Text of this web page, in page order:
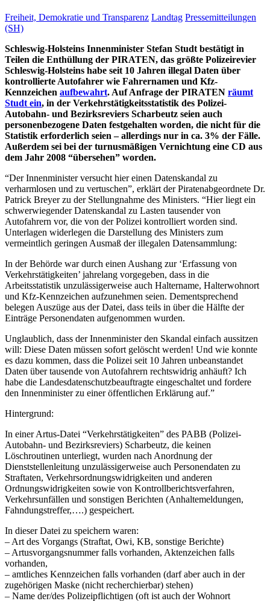
Freiheit, Demokratie und Transparenz Landtag Pressemitteilungen
(SH)
Schleswig-Holsteins Innenminister Stefan Studt bestätigt in
Teilen die Enthüllung der PIRATEN, das größte Polizeirevier
Schleswig-Holsteins habe seit 10 Jahren illegal Daten über
kontrollierte Autofahrer wie Fahrernamen und Kfz-
Kennzeichen aufbewahrt. Auf Anfrage der PIRATEN räumt
Studt ein, in der Verkehrstätigkeitsstatistik des Polizei-
Autobahn- und Bezirksreviers Scharbeutz seien auch
personenbezogene Daten festgehalten worden, die nicht für die
Statistik erforderlich seien – allerdings nur in ca. 3% der Fälle.
Außerdem sei bei der turnusmäßigen Vernichtung eine CD aus
dem Jahr 2008 “übersehen” worden.
“Der Innenminister versucht hier einen Datenskandal zu
verharmlosen und zu vertuschen”, erklärt der Piratenabgeordnete Dr.
Patrick Breyer zu der Stellungnahme des Ministers. “Hier liegt ein
schwerwiegender Datenskandal zu Lasten tausender von
Autofahrern vor, die von der Polizei kontrolliert worden sind.
Unterlagen widerlegen die Darstellung des Ministers zum
vermeintlich geringen Ausmaß der illegalen Datensammlung:
In der Behörde war durch einen Aushang zur ‘Erfassung von
Verkehrstätigkeiten’ jahrelang vorgegeben, dass in die
Arbeitsstatistik unzulässigerweise auch Haltername, Halterwohnort
und Kfz-Kennzeichen aufzunehmen seien. Dementsprechend
belegen Auszüge aus der Datei, dass teils in über die Hälfte der
Einträge Personendaten aufgenommen wurden.
Unglaublich, dass der Innenminister den Skandal einfach aussitzen
will: Diese Daten müssen sofort gelöscht werden! Und wie konnte
es dazu kommen, dass die Polizei seit 10 Jahren unbeanstandet
Daten über tausende von Autofahrern rechtswidrig anhäuft? Ich
habe die Landesdatenschutzbeauftragte eingeschaltet und fordere
den Innenminister zu einer öffentlichen Erklärung auf.”
Hintergrund:
In einer Artus-Datei “Verkehrstätigkeiten” des PABB (Polizei-
Autobahn- und Bezirksreviers) Scharbeutz, die keinen
Löschroutinen unterliegt, wurden nach Anordnung der
Dienststellenleitung unzulässigerweise auch Personendaten zu
Straftaten, Verkehrsordnungswidrigkeiten und anderen
Ordnungswidrigkeiten sowie von Kontrollberichtsverfahren,
Verkehrsunfällen und sonstigen Berichten (Anhaltemeldungen,
Fahndungstreffer,….) gespeichert.
In dieser Datei zu speichern waren:
– Art des Vorgangs (Straftat, Owi, KB, sonstige Berichte)
– Artusvorgangsnummer falls vorhanden, Aktenzeichen falls
vorhanden,
– amtliches Kennzeichen falls vorhanden (darf aber auch in der
zugehörigen Maske (nicht recherchierbar) stehen)
– Name der/des Polizeipflichtigen (oft ist auch der Wohnort